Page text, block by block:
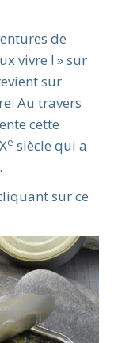
de
vivre ! » sur
sur
Au travers
cette
e siècle qui a
sur ce